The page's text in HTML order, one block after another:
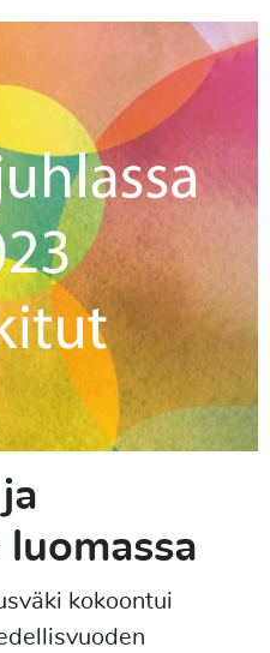
kokoontui